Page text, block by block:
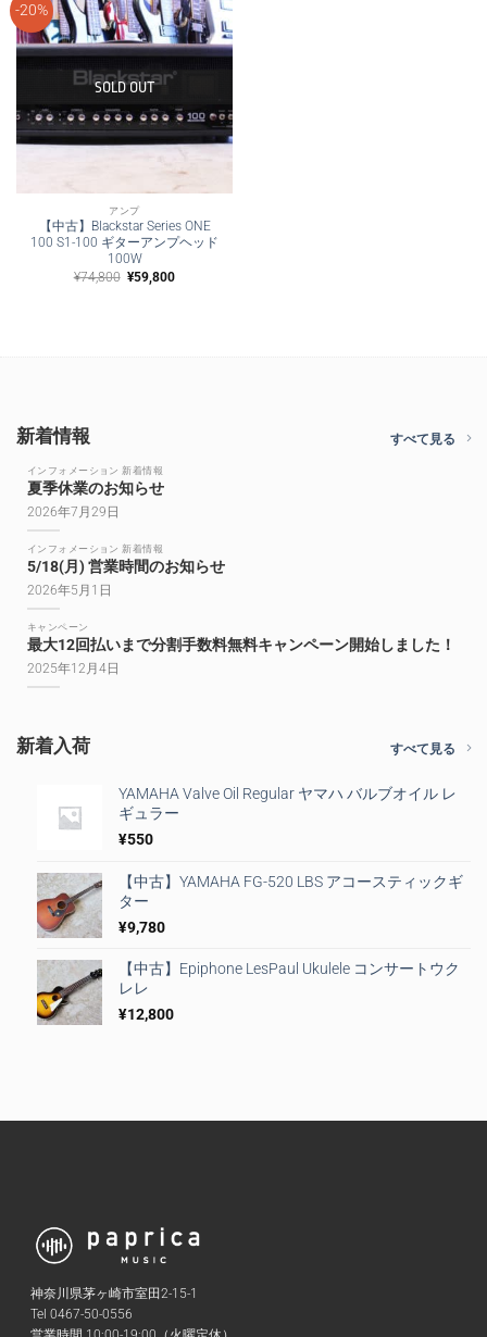
-20%
SOLD OUT
アンプ
【中古】Blackstar Series ONE
100 S1-100 ギターアンプヘッド
100W
¥74,800 元
¥59,800現
新着情報 すべて見る
インフォメーション 新着情報
夏季休業のお知らせ
2026年7月29日
インフォメーション 新着情報
5/18(月) 営業時間のお知らせ
2026年5月1日
キャンペーン
最大12回払いまで分割手数料無料キャンペーン開始しました！
2025年12月4日
新着入荷 すべて見る
YAMAHA Valve Oil Regular ヤマハ バルブオイル レ
ギュラー
¥550
【中古】YAMAHA FG-520 LBS アコースティックギ
ター
¥9,780
【中古】Epiphone LesPaul Ukulele コンサートウク
レレ
¥12,800
神奈川県茅ヶ崎市室田2-15-1
Tel 0467-50-0556